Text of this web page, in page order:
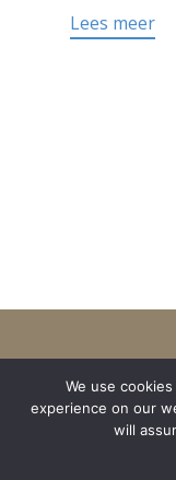
Lees meer
We use
experience on our
will